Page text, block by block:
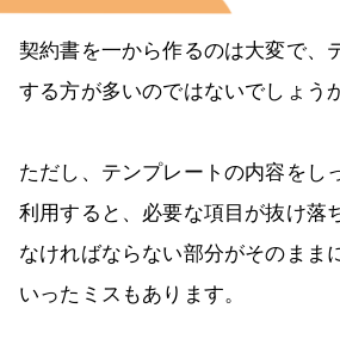
契約書を一から作るのは大変で、
する方が多いのではないでしょう
ただし、テンプレートの内容をし
利用すると、必要な項目が抜け落
なければならない部分がそのまま
いったミスもあります。